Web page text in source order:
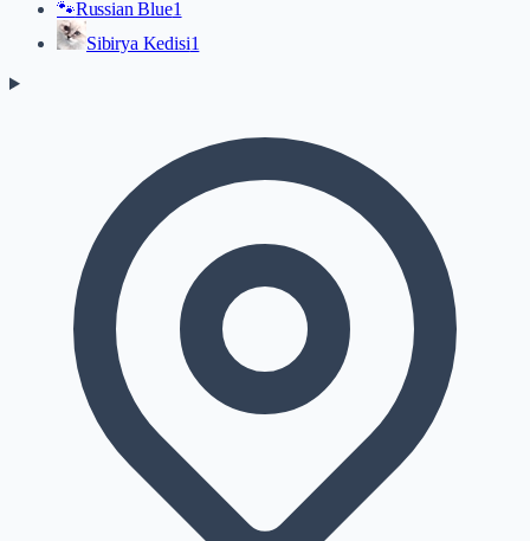
🐾Russian Blue1
Sibirya Kedisi1